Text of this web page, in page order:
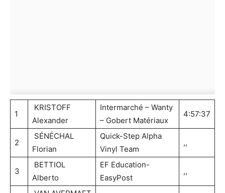
1
KRISTOFF
Alexander
Intermarché – Wanty
– Gobert Matériaux
4:57:37
2
SÉNÉCHAL
Florian
Quick-Step Alpha
Vinyl Team
,,
3
BETTIOL
Alberto
EF Education-
EasyPost
,,